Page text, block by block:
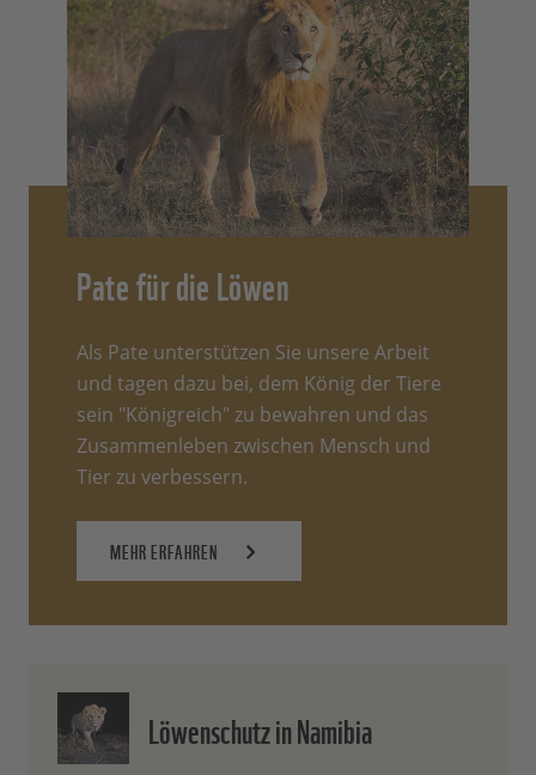
Pate für die Löwen
Als Pate unterstützen Sie unsere Arbeit
und tagen dazu bei, dem König der Tiere
sein "Königreich" zu bewahren und das
Zusammenleben zwischen Mensch und
Tier zu verbessern.
MEHR ERFAHREN
Löwenschutz in Namibia